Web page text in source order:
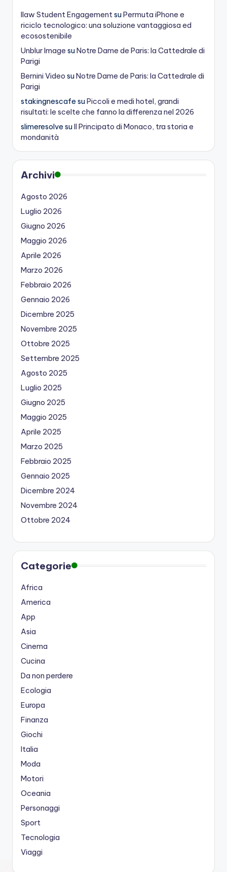
Ilaw Student EngagementsuPermuta iPhone e
riciclo tecnologico: una soluzione vantaggiosa ed
ecosostenibile
Unblur Image suNotre Dame de Paris: la Cattedrale di
Parigi
Bernini Video suNotre Dame de Paris: la Cattedrale di
Parigi
stakingnescafe suPiccoli e medi hotel, grandi
risultati: le scelte che fanno la differenza nel 2026
slimeresolve suIl Principato di Monaco, tra storia e
mondanità
Archivi
Agosto 2026
Luglio 2026
Giugno 2026
Maggio 2026
Aprile 2026
Marzo 2026
Febbraio 2026
Gennaio 2026
Dicembre 2025
Novembre 2025
Ottobre 2025
Settembre 2025
Agosto 2025
Luglio 2025
Giugno 2025
Maggio 2025
Aprile 2025
Marzo 2025
Febbraio 2025
Gennaio 2025
Dicembre 2024
Novembre 2024
Ottobre 2024
Categorie
Africa
America
App
Asia
Cinema
Cucina
Da non perdere
Ecologia
Europa
Finanza
Giochi
Italia
Moda
Motori
Oceania
Personaggi
Sport
Tecnologia
Viaggi